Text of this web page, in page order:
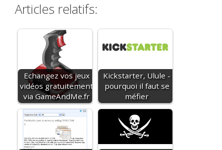
Articles relatifs:
Echangez vos jeux
vidéos gratuitement
via GameAndMe.fr
Kickstarter, Ulule -
pourquoi il faut se
méfier